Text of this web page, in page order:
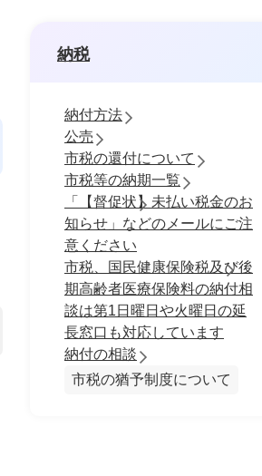
納税
納付方法
公売
市税の還付について
市税等の納期一覧
「【督促状】未払い税金のお
知らせ」などのメールにご注
意ください
市税、国民健康保険税及び後
期高齢者医療保険料の納付相
談は第1日曜日や火曜日の延
長窓口も対応しています
納付の相談
市税の猶予制度について